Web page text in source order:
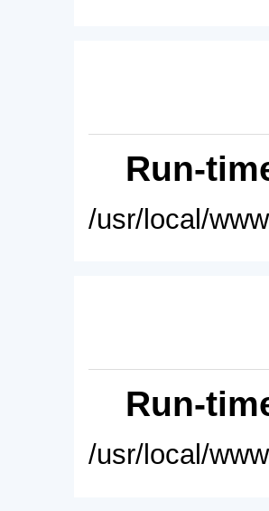
Run-
/usr/local/
Run-
/usr/local/